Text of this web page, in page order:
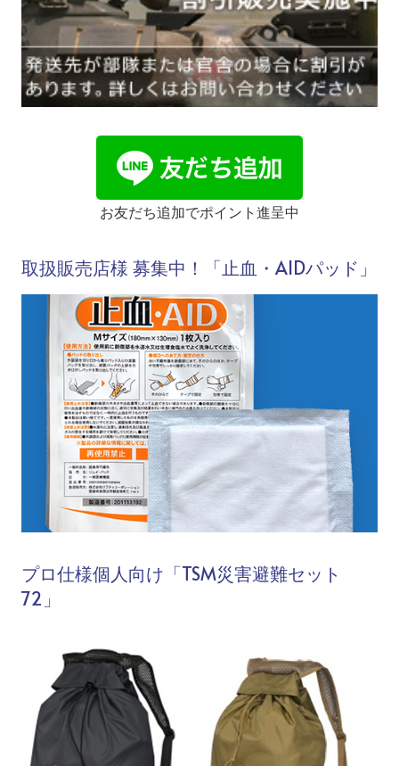
お友だち追加でポイント進呈中
取扱販売店様 募集中！「止血・AIDパッド」
プロ仕様個人向け「TSM災害避難セット
72」